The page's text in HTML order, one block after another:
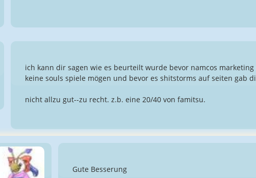
ich kann dir sagen wie es beurteilt wurde bevor namcos
keine souls spiele mögen und bevor es shitstorms auf seiten gab
nicht allzu gut--zu recht. z.b. eine 20/40 von famitsu.
Gute Besserung